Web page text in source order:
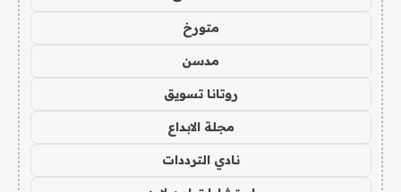
متورخ
مدسن
روتانا تسويق
مجلة الابداع
نادي الترددات